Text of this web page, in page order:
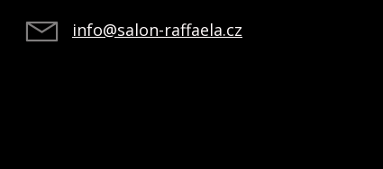
info@salon-raffaela.cz